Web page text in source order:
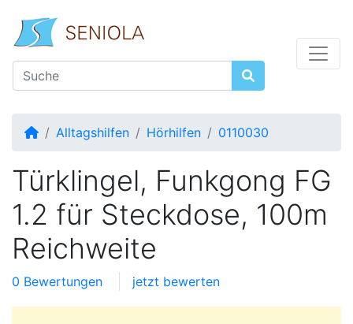
Startseite
Alltagshilfen Hörhilfen 0110030
Türklingel, Funkgong FG
1.2 für Steckdose, 100m
Reichweite
0 Bewertungen jetzt bewerten